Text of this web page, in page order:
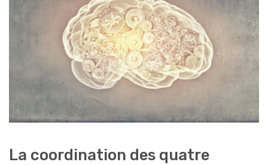
La coordination des quatre